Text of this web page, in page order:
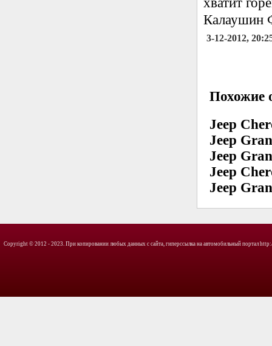
Калаушин
3-12-2012,
Похожие
Jeep
Jeep
Jeep
Jeep
Jeep
Copyright © 2012 - 2023. При копировании любых данных с сайта, гиперссылка на автомобильный портал